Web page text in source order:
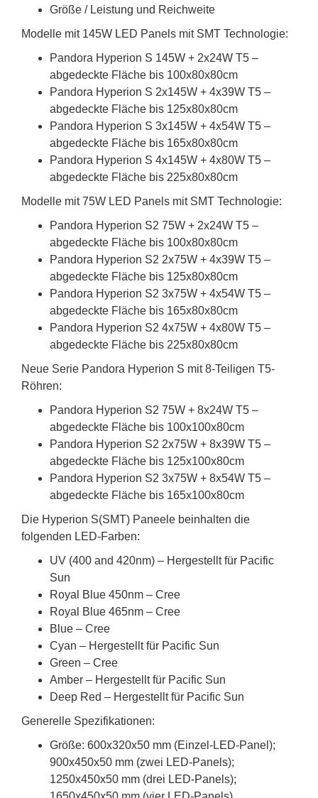
Größe / Leistung und Reichweite
Modelle mit 145W LED Panels mit SMT Technologie:
Pandora Hyperion S 145W + 2x24W T5 –
abgedeckte Fläche bis 100x80x80cm
Pandora Hyperion S 2x145W + 4x39W T5 –
abgedeckte Fläche bis 125x80x80cm
Pandora Hyperion S 3x145W + 4x54W T5 –
abgedeckte Fläche bis 165x80x80cm
Pandora Hyperion S 4x145W + 4x80W T5 –
abgedeckte Fläche bis 225x80x80cm
Modelle mit 75W LED Panels mit SMT Technologie:
Pandora Hyperion S2 75W + 2x24W T5 –
abgedeckte Fläche bis 100x80x80cm
Pandora Hyperion S2 2x75W + 4x39W T5 –
abgedeckte Fläche bis 125x80x80cm
Pandora Hyperion S2 3x75W + 4x54W T5 –
abgedeckte Fläche bis 165x80x80cm
Pandora Hyperion S2 4x75W + 4x80W T5 –
abgedeckte Fläche bis 225x80x80cm
Neue Serie Pandora Hyperion S mit 8-Teiligen T5-
Röhren:
Pandora Hyperion S2 75W + 8x24W T5 –
abgedeckte Fläche bis 100x100x80cm
Pandora Hyperion S2 2x75W + 8x39W T5 –
abgedeckte Fläche bis 125x100x80cm
Pandora Hyperion S2 3x75W + 8x54W T5 –
abgedeckte Fläche bis 165x100x80cm
Die Hyperion S(SMT) Paneele beinhalten die
folgenden LED-Farben:
UV (400 and 420nm) – Hergestellt für Pacific
Sun
Royal Blue 450nm – Cree
Royal Blue 465nm – Cree
Blue – Cree
Cyan – Hergestellt für Pacific Sun
Green – Cree
Amber – Hergestellt für Pacific Sun
Deep Red – Hergestellt für Pacific Sun
Generelle Spezifikationen:
Größe: 600x320x50 mm (Einzel-LED-Panel);
900x450x50 mm (zwei LED-Panels);
1250x450x50 mm (drei LED-Panels);